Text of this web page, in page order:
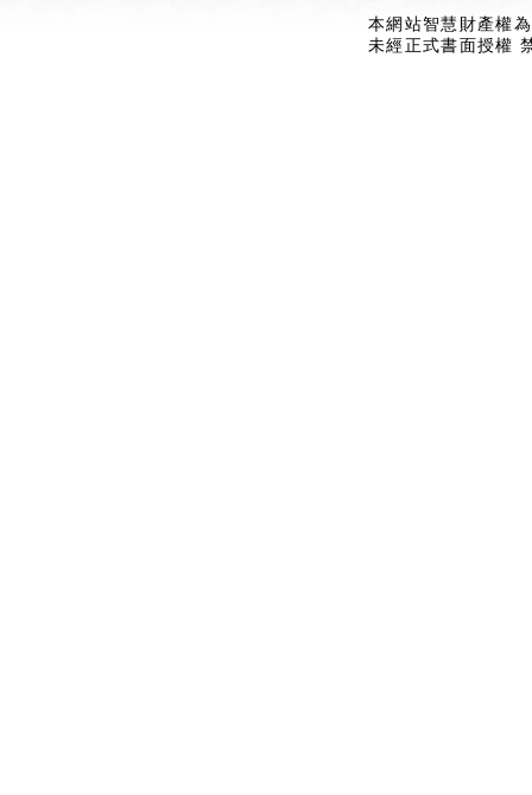
本網站智慧財產權
未經正式書面授權